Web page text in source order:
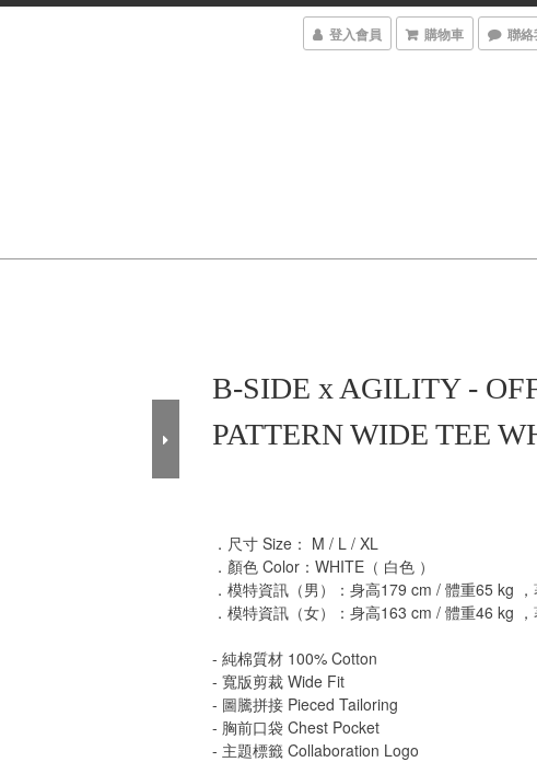
登入會員 購物車 聯
B-SIDE x AGILITY -
PATTERN WIDE TEE
．尺寸 Size： M / L / XL
．顏色 Color：WHITE（ 白色 ）
．模特資訊（男）：身高179 cm / 體重65 kg
．模特資訊（女）：身高163 cm / 體重46 kg
- 純棉質材 100% Cotton
- 寬版剪裁 Wide Fit
- 圖騰拼接 Pieced Tailoring
- 胸前口袋 Chest Pocket
- 主題標籤 Collaboration Logo